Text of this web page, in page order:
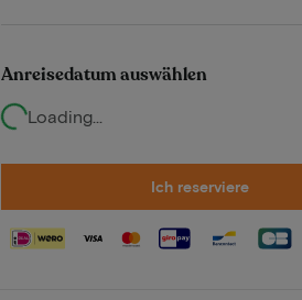
Anreisedatum auswählen
Loading...
Ich reserviere